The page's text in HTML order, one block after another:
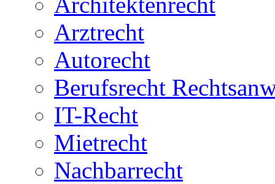
Arztrecht
Autorecht
Berufsrecht
IT-Recht
Mietrecht
Nachbarrecht